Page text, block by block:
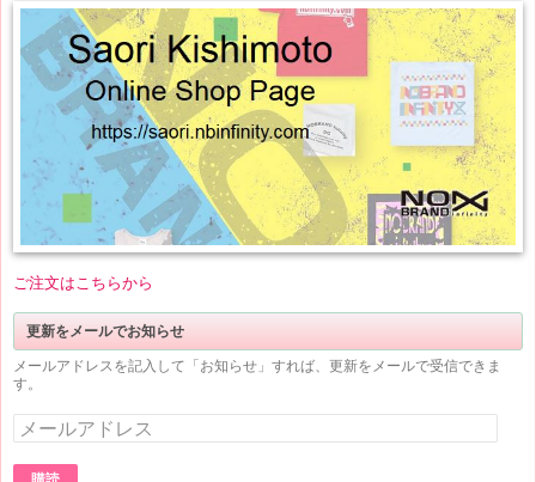
ご注文はこちらから
更新をメールでお知らせ
メールアドレスを記入して「お知らせ」すれば、更新をメールで受信できま
す。
メ
ー